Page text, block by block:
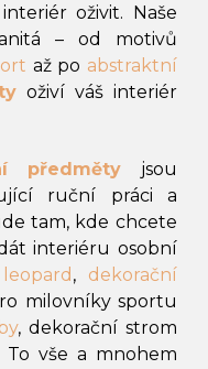
oživit. Naše
– od motivů
až po abstraktní
oživí váš interiér
předměty jsou
ruční práci a
tam, kde chcete
interiéru osobní
leopard , dekorační
milovníky sportu
, dekorační strom
To vše a mnohem